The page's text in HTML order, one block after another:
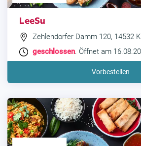
LeeSu
Zehlendorfer Damm 120, 14532
geschlossen. Öffnet am
Vorbestellen